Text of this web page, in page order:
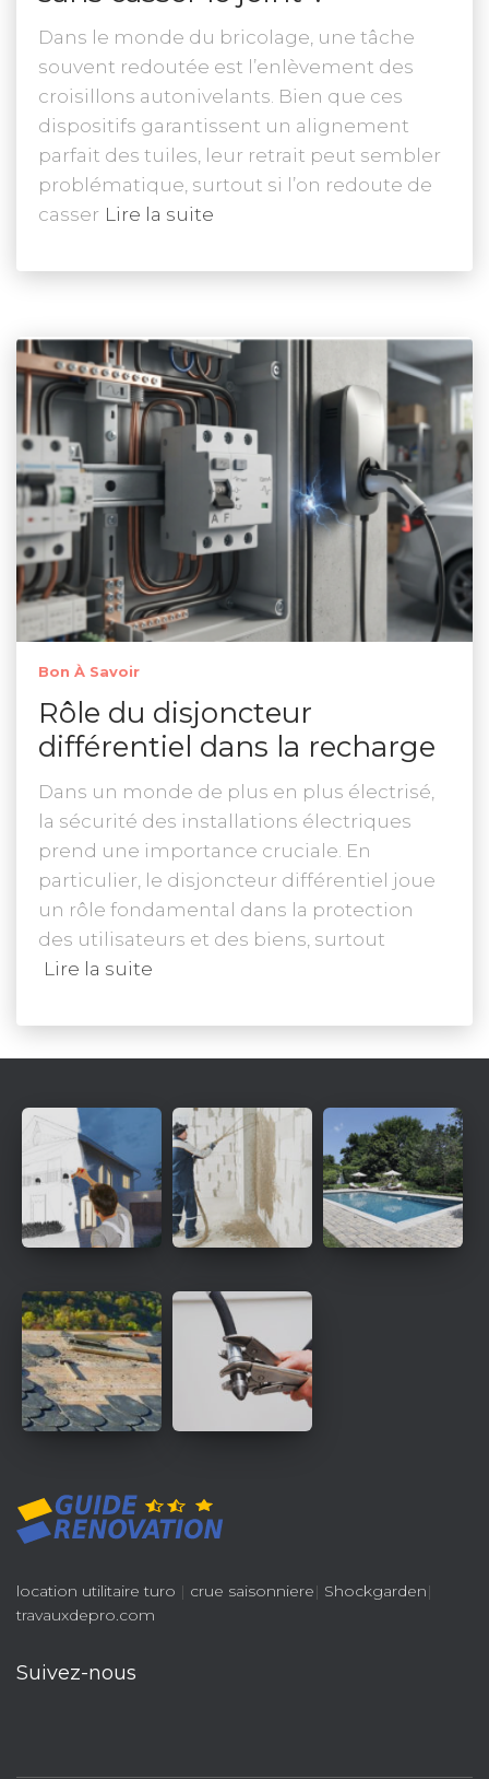
Dans le monde du bricolage, une tâche
souvent redoutée est l’enlèvement des
croisillons autonivelants. Bien que ces
dispositifs garantissent un alignement
parfait des tuiles, leur retrait peut sembler
problématique, surtout si l’on redoute de
casser Lire la suite
Bon À Savoir
Rôle du disjoncteur
différentiel dans la recharge
Dans un monde de plus en plus électrisé,
la sécurité des installations électriques
prend une importance cruciale. En
particulier, le disjoncteur différentiel joue
un rôle fondamental dans la protection
des utilisateurs et des biens, surtout
Lire la suite
location utilitaire turo | crue saisonniere| Shockgarden|
travauxdepro.com
Suivez-nous